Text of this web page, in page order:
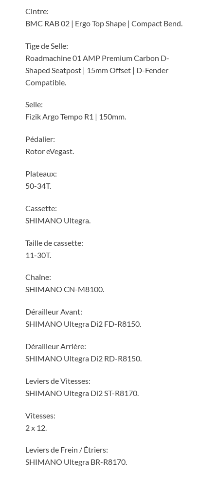
Cintre:
BMC RAB 02 | Ergo Top Shape | Compact Bend.
Tige de Selle:
Roadmachine 01 AMP Premium Carbon D-
Shaped Seatpost | 15mm Offset | D-Fender
Compatible.
Selle:
Fizik Argo Tempo R1 | 150mm.
Pédalier:
Rotor eVegast.
Plateaux:
50-34T.
Cassette:
SHIMANO Ultegra.
Taille de cassette:
11-30T.
Chaîne:
SHIMANO CN-M8100.
Dérailleur Avant:
SHIMANO Ultegra Di2 FD-R8150.
Dérailleur Arrière:
SHIMANO Ultegra Di2 RD-R8150.
Leviers de Vitesses:
SHIMANO Ultegra Di2 ST-R8170.
Vitesses:
2 x 12.
Leviers de Frein / Étriers:
SHIMANO Ultegra BR-R8170.